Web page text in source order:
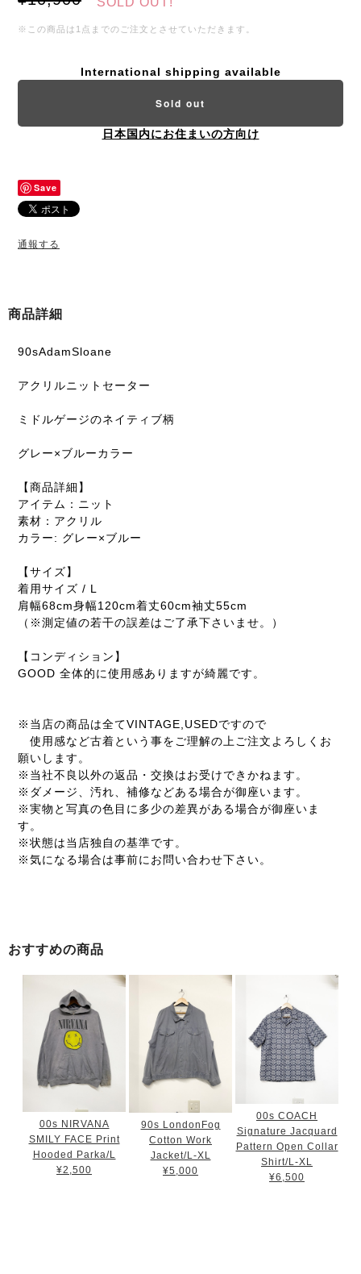
※この商品は1点までのご注文とさせていただきます。
International shipping available
Sold out
日本国内にお住まいの方向け
Save
通報する
商品詳細
90sAdamSloane
アクリルニットセーター
ミドルゲージのネイティブ柄
グレー×ブルーカラー
【商品詳細】
アイテム：ニット
素材：アクリル
カラー: グレー×ブルー
【サイズ】
着用サイズ / L
肩幅68cm身幅120cm着丈60cm袖丈55cm
（※測定値の若干の誤差はご了承下さいませ。）
【コンディション】
GOOD 全体的に使用感ありますが綺麗です。
※当店の商品は全てVINTAGE,USEDですので
使用感など古着という事をご理解の上ご注文よろしくお
願いします。
※当社不良以外の返品・交換はお受けできかねます。
※ダメージ、汚れ、補修などある場合が御座います。
※実物と写真の色目に多少の差異がある場合が御座いま
す。
※状態は当店独自の基準です。
※気になる場合は事前にお問い合わせ下さい。
おすすめの商品
00s NIRVANA
SMILY FACE Print
Hooded Parka/L
¥2,500
90s LondonFog
Cotton Work
Jacket/L-XL
¥5,000
00s COACH
Signature Jacquard
Pattern Open Collar
Shirt/L-XL
¥6,500